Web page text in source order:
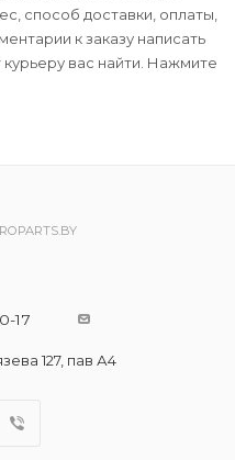
способ доставки, оплаты,
к заказу написать
вас найти. Нажмите
17
127, пав А4